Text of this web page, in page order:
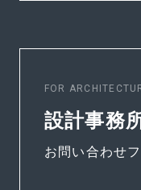
FOR
設計事務
お問い合わせ